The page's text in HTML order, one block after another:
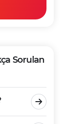
Sorulan